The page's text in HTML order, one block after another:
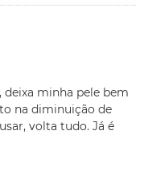
minha pele bem
na diminuição de
volta tudo. Já é